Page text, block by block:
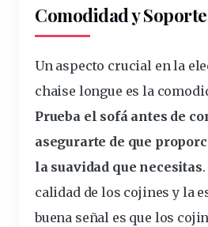
Comodidad y Soporte
Un aspecto crucial en la
chaise longue es la
Prueba el sofá antes de
asegurarte de que
la suavidad que necesitas
calidad de los cojines y la
buena señal es que los